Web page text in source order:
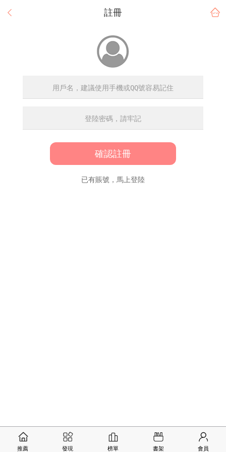
註冊
確認註冊
已有賬號，馬上登陸
推薦 發現 榜單 書架 會員